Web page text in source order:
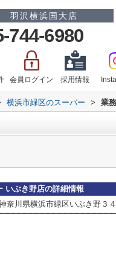
羽沢横浜国大店
744-6980
会員ログイン
採用情報
横浜市緑区のスーパー > 業
いぶき野店の詳細情報
奈川県横浜市緑区いぶき野３